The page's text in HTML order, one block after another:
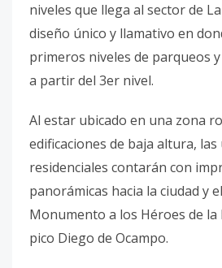
niveles que llega al sector de
diseño único y llamativo en
primeros niveles de parqueos
a partir del 3er nivel.
Al estar ubicado en una zona
edificaciones de baja altura, las
residenciales contarán con
panorámicas hacia la ciudad y
Monumento a los Héroes de la
pico Diego de Ocampo.